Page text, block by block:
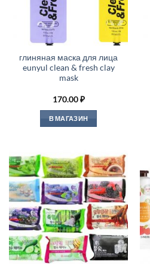
глиняная маска для лица
eunyul clean & fresh clay
mask
170.00₽
В МАГАЗИН